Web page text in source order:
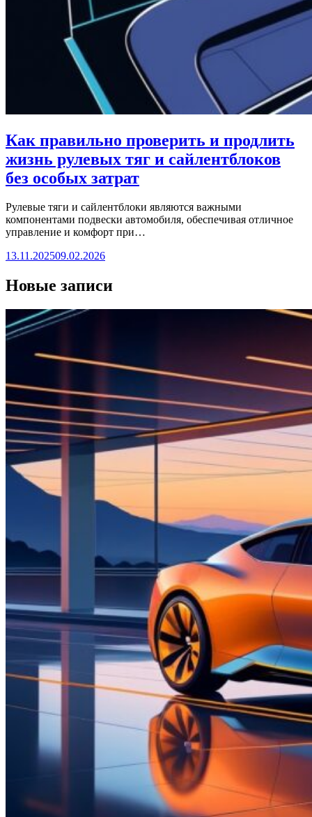
Как правильно проверить и продлить
жизнь рулевых тяг и сайлентблоков
без особых затрат
Рулевые тяги и сайлентблоки являются важными
компонентами подвески автомобиля, обеспечивая отличное
управление и комфорт при…
13.11.202509.02.2026
Новые записи